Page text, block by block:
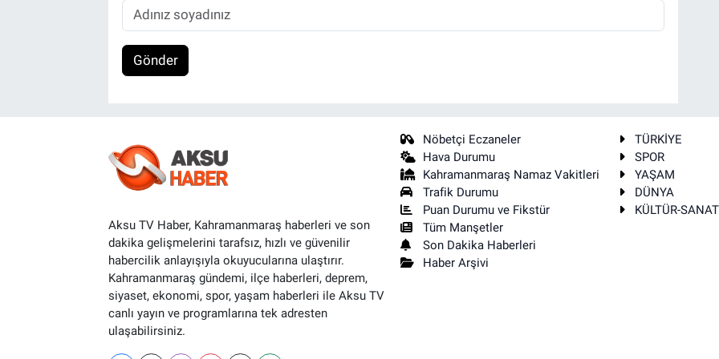
Gönder
Aksu TV Haber, Kahramanmaraş haberleri ve son
dakika gelişmelerini tarafsız, hızlı ve güvenilir
habercilik anlayışıyla okuyucularına ulaştırır.
Kahramanmaraş gündemi, ilçe haberleri, deprem,
siyaset, ekonomi, spor, yaşam haberleri ile Aksu TV
canlı yayın ve programlarına tek adresten
ulaşabilirsiniz.
Nöbetçi Eczaneler
Hava Durumu
Kahramanmaraş Namaz Vakitleri
Trafik Durumu
Puan Durumu ve Fikstür
Tüm Manşetler
Son Dakika Haberleri
Haber Arşivi
TÜRKİYE
SPOR
YAŞAM
DÜNYA
KÜLTÜR-SANAT